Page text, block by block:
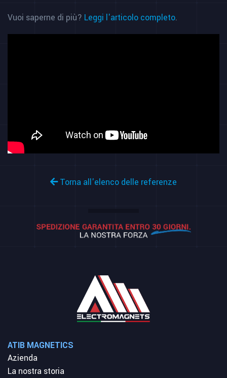
Vuoi saperne di più? Leggi l'articolo completo.
Torna all'elenco delle referenze
ATIB MAGNETICS
Azienda
La nostra storia